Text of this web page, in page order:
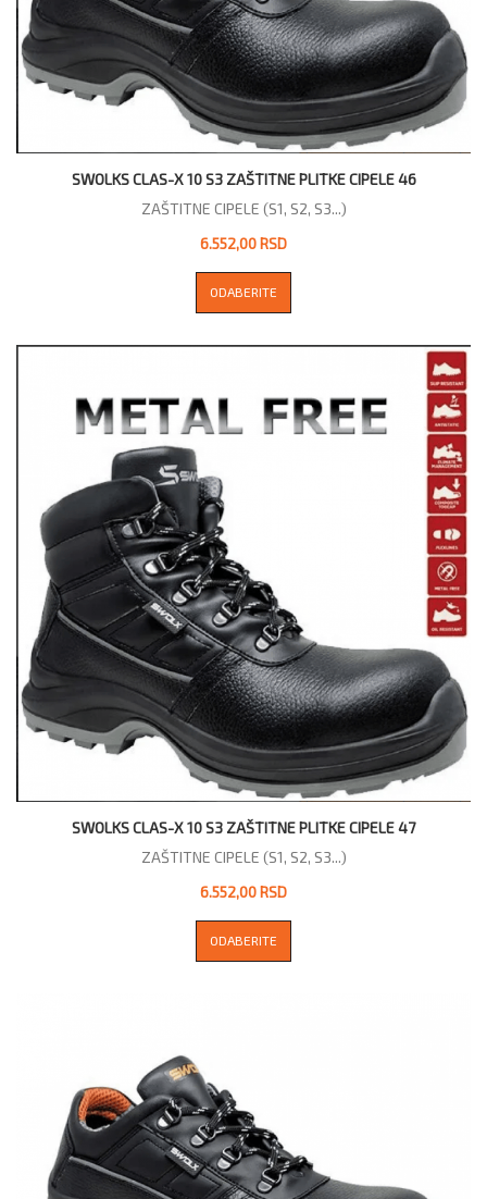
SWOLKS CLAS-X 10 S3 ZAŠTITNE PLITKE CIPELE 46
ZAŠTITNE CIPELE (S1, S2, S3...)
6.552,00 RSD
ODABERITE
SWOLKS CLAS-X 10 S3 ZAŠTITNE PLITKE CIPELE 47
ZAŠTITNE CIPELE (S1, S2, S3...)
6.552,00 RSD
ODABERITE